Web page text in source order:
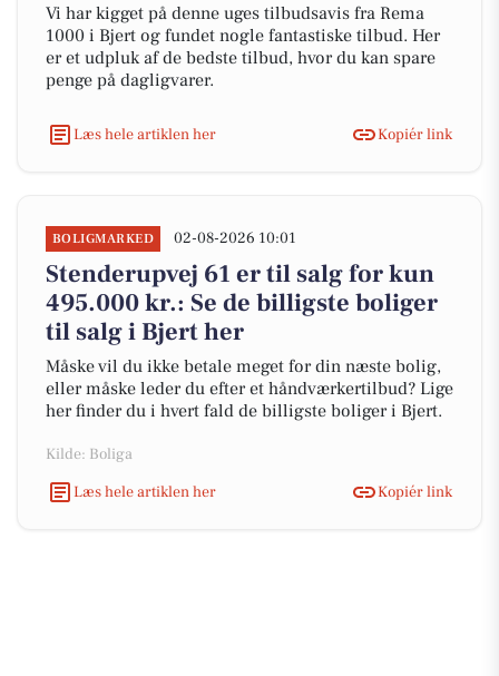
Vi har kigget på denne uges tilbudsavis fra Rema
1000 i Bjert og fundet nogle fantastiske tilbud. Her
er et udpluk af de bedste tilbud, hvor du kan spare
penge på dagligvarer.
Læs hele artiklen her Kopiér link
BOLIGMARKED 02-08-2026 10:01
Stenderupvej 61 er til salg for kun
495.000 kr.: Se de billigste boliger
til salg i Bjert her
Måske vil du ikke betale meget for din næste bolig,
eller måske leder du efter et håndværkertilbud? Lige
her finder du i hvert fald de billigste boliger i Bjert.
Kilde: Boliga
Læs hele artiklen her
Kopiér link